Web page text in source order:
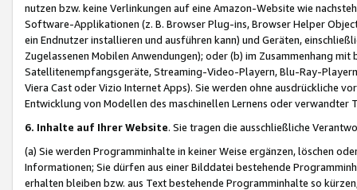
nutzen bzw. keine Verlinkungen auf eine Amazon-Website wie
Software-Applikationen (z. B. Browser Plug-ins, Browser Helper
ein Endnutzer installieren und ausführen kann) und Geräten,
Zugelassenen Mobilen Anwendungen); oder (b) im Zusammenhang
Satellitenempfangsgeräte, Streaming-Video-Playern, Blu-Ray-
Viera Cast oder Vizio Internet Apps). Sie werden ohne ausdrückliche
Entwicklung von Modellen des maschinellen Lernens oder
6. Inhalte auf Ihrer Website. Sie tragen die ausschließliche
(a) Sie werden Programminhalte in keiner Weise ergänzen, löschen
Informationen; Sie dürfen aus einer Bilddatei bestehende
erhalten bleiben bzw. aus Text bestehende Programminhalte so